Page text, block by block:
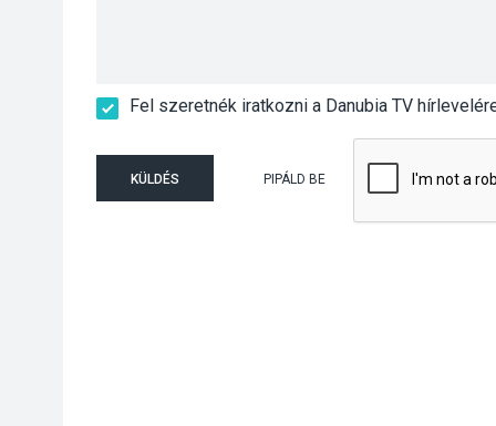
Fel szeretnék iratkozni a Danubia TV
KÜLDÉS PIPÁLD BE